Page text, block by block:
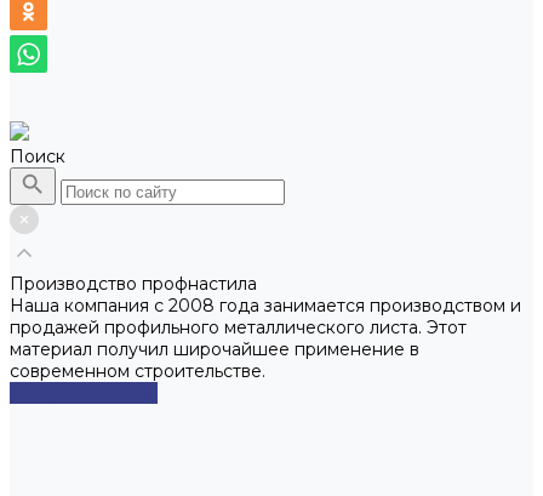
Поиск
Производство профнастила
Наша компания с 2008 года занимается производством и
продажей профильного металлического листа. Этот
материал получил широчайшее применение в
современном строительстве.